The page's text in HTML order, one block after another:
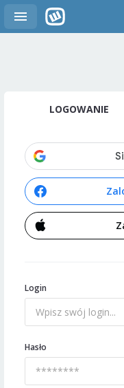
LOGOWANIE
Login
Hasło